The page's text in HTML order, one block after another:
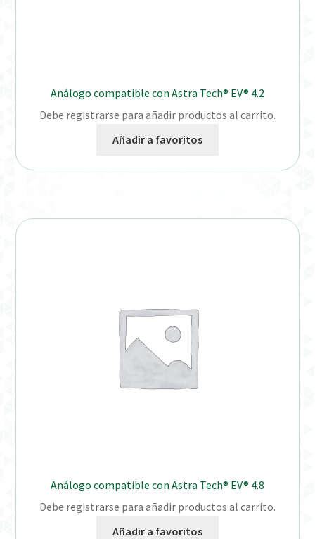
Análogo compatible con Astra Tech® EV® 4.2
Debe registrarse para añadir productos al carrito.
Añadir a favoritos
Análogo compatible con Astra Tech® EV® 4.8
Debe registrarse para añadir productos al carrito.
Añadir a favoritos